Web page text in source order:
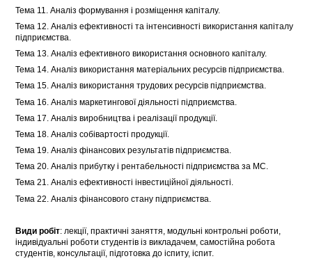
Тема 11. Аналіз формування і розміщення капіталу.
Тема 12. Аналіз ефективності та інтенсивності використання капіталу
підприємства.
Тема 13. Аналіз ефективного використання основного капіталу.
Тема 14. Аналіз використання матеріальних ресурсів підприємства.
Тема 15. Аналіз використання трудових ресурсів підприємства.
Тема 16. Аналіз маркетингової діяльності підприємства.
Тема 17. Аналіз виробництва і реалізації продукції.
Тема 18. Аналіз собівартості продукції.
Тема 19. Аналіз фінансових результатів підприємства.
Тема 20. Аналіз прибутку і рентабельності підприємства за МС.
Тема 21. Аналіз ефективності інвестиційної діяльності.
Тема 22. Аналіз фінансового стану підприємства.
Види робіт: лекції, практичні заняття, модульні контрольні роботи,
індивідуальні роботи студентів із викладачем, самостійна робота
студентів, консультації, підготовка до іспиту, іспит.